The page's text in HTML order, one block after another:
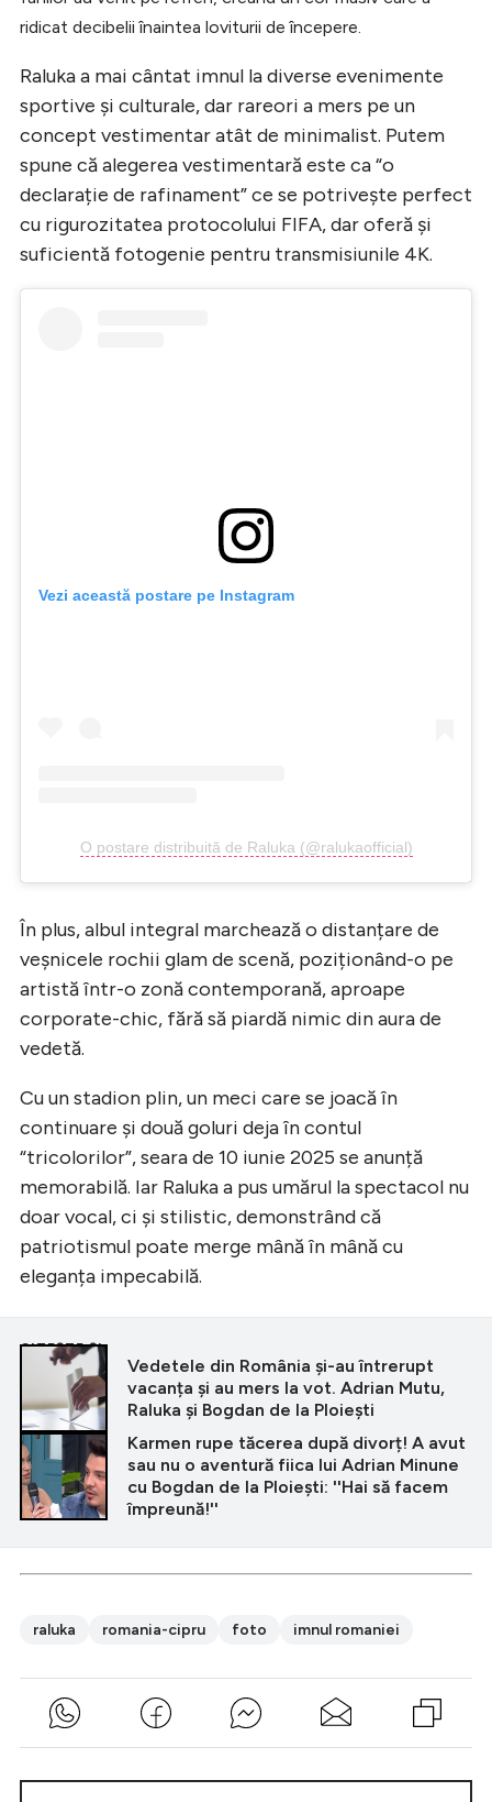
ridicat decibelii înaintea loviturii de începere.
Raluka a mai cântat imnul la diverse evenimente
sportive și culturale, dar rareori a mers pe un
concept vestimentar atât de minimalist. Putem
spune că alegerea vestimentară este ca “o
declarație de rafinament” ce se potrivește perfect
cu rigurozitatea protocolului FIFA, dar oferă și
suficientă fotogenie pentru transmisiunile 4K.
Vezi această postare pe Instagram
O postare distribuită de Raluka (@ralukaofficial)
În plus, albul integral marchează o distanțare de
veșnicele rochii glam de scenă, poziționând-o pe
artistă într-o zonă contemporană, aproape
corporate-chic, fără să piardă nimic din aura de
vedetă.
Cu un stadion plin, un meci care se joacă în
continuare și două goluri deja în contul
“tricolorilor”, seara de 10 iunie 2025 se anunță
memorabilă. Iar Raluka a pus umărul la spectacol nu
doar vocal, ci și stilistic, demonstrând că
patriotismul poate merge mână în mână cu
eleganța impecabilă.
CITEȘTE ȘI
Vedetele din România și-au întrerupt
vacanța și au mers la vot. Adrian Mutu,
Raluka și Bogdan de la Ploiești
Karmen rupe tăcerea după divorț! A avut
sau nu o aventură fiica lui Adrian Minune
cu Bogdan de la Ploiești: ''Hai să facem
împreună!''
raluka romania-cipru foto imnul romaniei